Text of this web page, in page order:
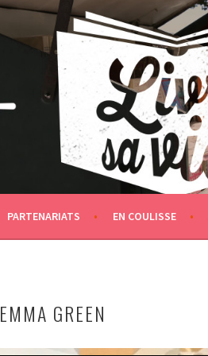
PARTENARIATS EN COULISSE
GREEN